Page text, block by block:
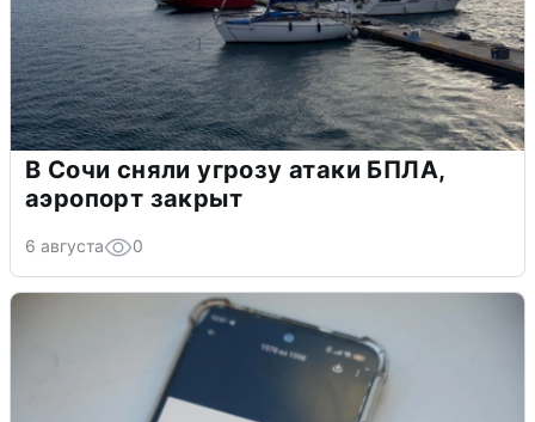
В Сочи сняли угрозу атаки БПЛА,
аэропорт закрыт
6 августа 0